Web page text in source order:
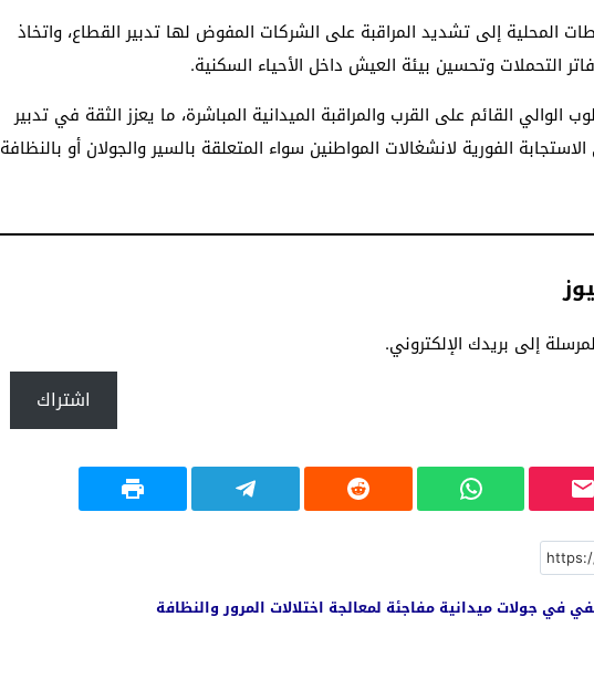
المحلية إلى تشديد المراقبة على الشركات المفوض لها تدبير القطاع، واتخاذ
التحملات وتحسين بيئة العيش داخل الأحياء السكنية.
القائم على القرب والمراقبة الميدانية المباشرة، ما يعزز الثقة في تدبير
الفورية لانشغالات المواطنين سواء المتعلقة بالسير والجولان أو بالنظافة
إلى بريدك الإلكتروني.
اشتراك
جولات ميدانية مفاجئة لمعالجة اختلالات المرور والنظافة